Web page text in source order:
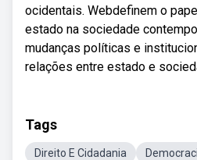
ocidentais. Webdefinem o
estado na sociedade
mudanças políticas e
relações entre estado e
Tags
Direito E Cidadania